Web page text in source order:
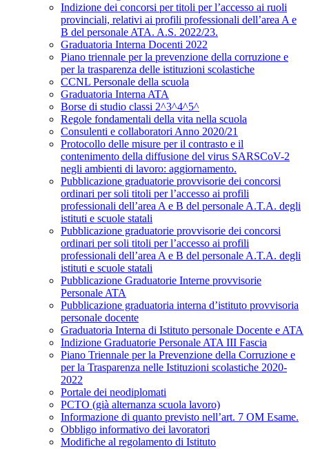
Indizione dei concorsi per titoli per l’accesso ai ruoli
provinciali, relativi ai profili professionali dell’area A e
B del personale ATA. A.S. 2022/23.
Graduatoria Interna Docenti 2022
Piano triennale per la prevenzione della corruzione e
per la trasparenza delle istituzioni scolastiche
CCNL Personale della scuola
Graduatoria Interna ATA
Borse di studio classi 2^3^4^5^
Regole fondamentali della vita nella scuola
Consulenti e collaboratori Anno 2020/21
Protocollo delle misure per il contrasto e il
contenimento della diffusione del virus SARSCoV-2
negli ambienti di lavoro: aggiornamento.
Pubblicazione graduatorie provvisorie dei concorsi
ordinari per soli titoli per l’accesso ai profili
professionali dell’area A e B del personale A.T.A. degli
istituti e scuole statali
Pubblicazione graduatorie provvisorie dei concorsi
ordinari per soli titoli per l’accesso ai profili
professionali dell’area A e B del personale A.T.A. degli
istituti e scuole statali
Pubblicazione Graduatorie Interne provvisorie
Personale ATA
Pubblicazione graduatoria interna d’istituto provvisoria
personale docente
Graduatoria Interna di Istituto personale Docente e ATA
Indizione Graduatorie Personale ATA III Fascia
Piano Triennale per la Prevenzione della Corruzione e
per la Trasparenza nelle Istituzioni scolastiche 2020-
2022
Portale dei neodiplomati
PCTO (già alternanza scuola lavoro)
Informazione di quanto previsto nell’art. 7 OM Esame.
Obbligo informativo dei lavoratori
Modifiche al regolamento di Istituto